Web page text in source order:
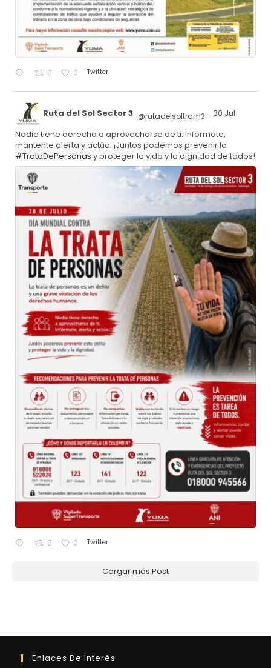
0 0 Twitter
Ruta del Sol Sector 3 @rutadelsoltram3 · 30 Jul
Nadie tiene derecho a aprovecharse de ti. Infórmate,
mantente alerta y actúa. ¡Juntos podemos prevenir la
#TrataDePersonas y proteger la vida y la dignidad de todos!
0 0 Twitter
Cargar más Post
Enlaces De Interés